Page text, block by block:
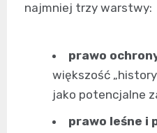
najmniej trzy warstwy:
prawo
większość
jako potencjalne
prawo leśne i